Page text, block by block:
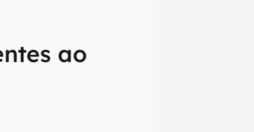
ao